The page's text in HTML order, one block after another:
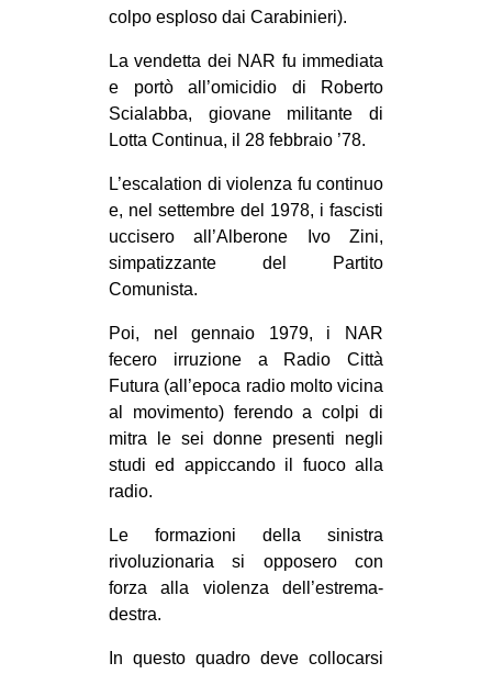
colpo esploso dai Carabinieri).
La vendetta dei NAR fu immediata
e portò all’omicidio di Roberto
Scialabba, giovane militante di
Lotta Continua, il 28 febbraio ’78.
L’escalation di violenza fu continuo
e, nel settembre del 1978, i fascisti
uccisero all’Alberone Ivo Zini,
simpatizzante del Partito
Comunista.
Poi, nel gennaio 1979, i NAR
fecero irruzione a Radio Città
Futura (all’epoca radio molto vicina
al movimento) ferendo a colpi di
mitra le sei donne presenti negli
studi ed appiccando il fuoco alla
radio.
Le formazioni della sinistra
rivoluzionaria si opposero con
forza alla violenza dell’estrema-
destra.
In questo quadro deve collocarsi